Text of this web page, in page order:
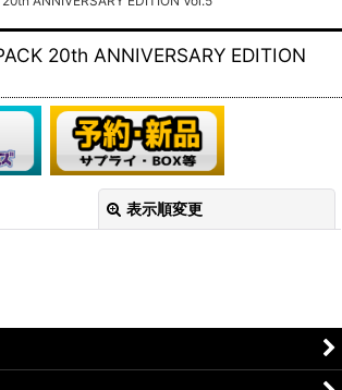
20th ANNIVERSARY EDITION
表示順変更